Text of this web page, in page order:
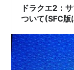
子に持たせてい
*1、彼に持たせ
ドラクエ2：
ついて(SFC版